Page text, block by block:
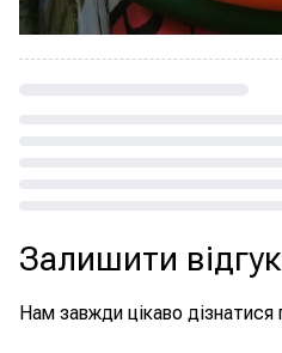
Залишити відгук
Нам завжди цікаво